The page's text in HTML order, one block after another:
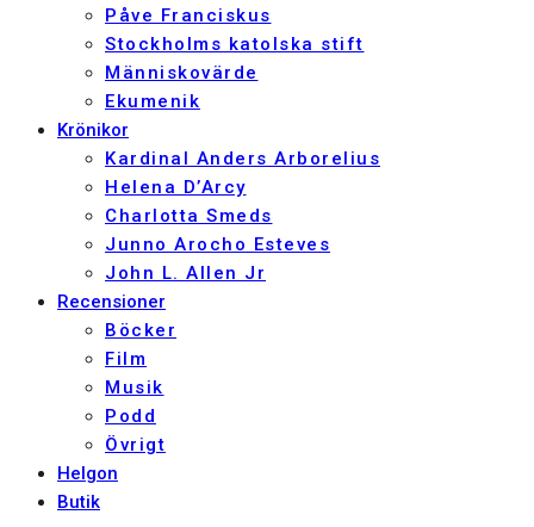
Påve Franciskus
Stockholms katolska stift
Människovärde
Ekumenik
Krönikor
Kardinal Anders Arborelius
Helena D’Arcy
Charlotta Smeds
Junno Arocho Esteves
John L. Allen Jr
Recensioner
Böcker
Film
Musik
Podd
Övrigt
Helgon
Butik